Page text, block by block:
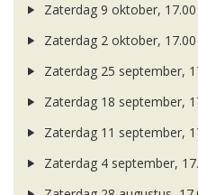
Zaterdag 9 oktober,
Zaterdag 2 oktober,
Zaterdag 25 september,
Zaterdag 18 september,
Zaterdag 11 september,
Zaterdag 4 september,